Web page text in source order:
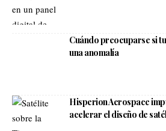
Cuándo preocuparse si
una anomalía
Hisperion Aerospace
acelerar el diseño de